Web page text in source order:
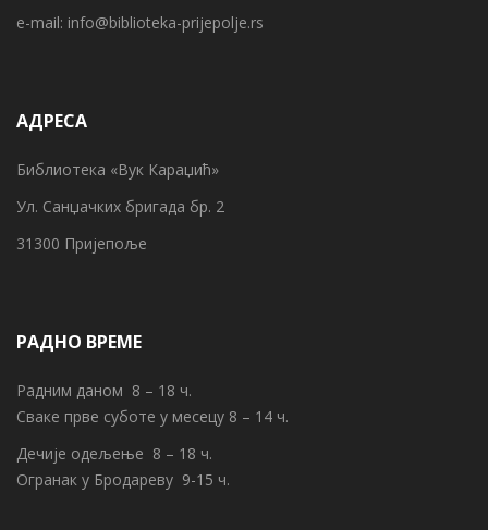
e-mail: info@biblioteka-prijepolje.rs
АДРЕСА
Библиотека «Вук Караџић»
Ул. Санџачких бригада бр. 2
31300 Пријепоље
РАДНО ВРЕМЕ
Радним даном 8 – 18 ч.
Сваке прве суботе у месецу 8 – 14 ч.
Дечије одељење 8 – 18 ч.
Огранак у Бродареву 9-15 ч.